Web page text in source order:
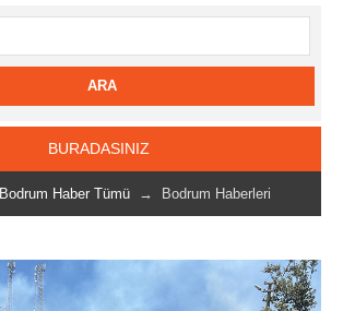
BURADASINIZ
Bodrum Haber Tümü→ Bodrum Haberleri